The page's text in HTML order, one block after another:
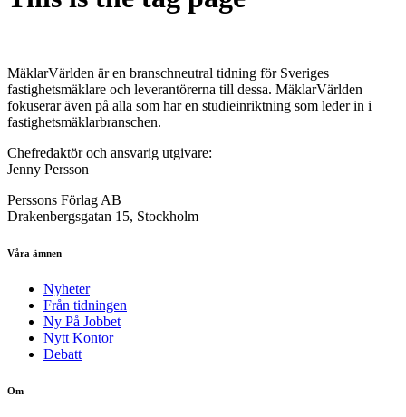
MäklarVärlden är en branschneutral tidning för Sveriges
fastighetsmäklare och leverantörerna till dessa. MäklarVärlden
fokuserar även på alla som har en studieinriktning som leder in i
fastighetsmäklarbranschen.
Chefredaktör och ansvarig utgivare:
Jenny Persson
Perssons Förlag AB
Drakenbergsgatan 15, Stockholm
Våra ämnen
Nyheter
Från tidningen
Ny På Jobbet
Nytt Kontor
Debatt
Om